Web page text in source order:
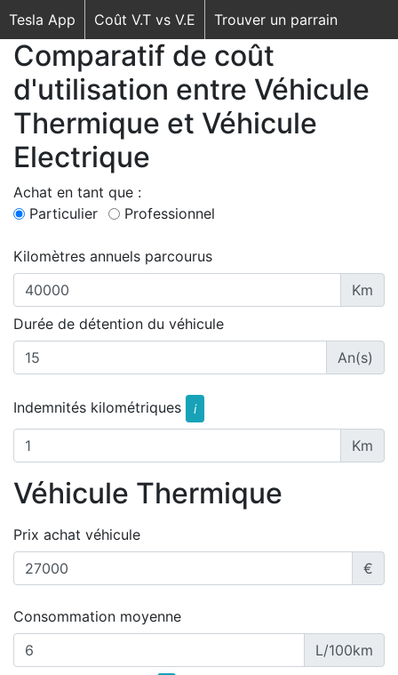
Tesla App Coût V.T vs V.E Trouver un parrain
Comparatif de coût
d'utilisation entre Véhicule
Thermique et Véhicule
Electrique
Achat en tant que :
Particulier
Professionnel
Kilomètres annuels parcourus
Km
Durée de détention du véhicule
An(s)
Indemnités kilométriques i
Km
Véhicule Thermique
Prix achat véhicule
€
Consommation moyenne
L/100km